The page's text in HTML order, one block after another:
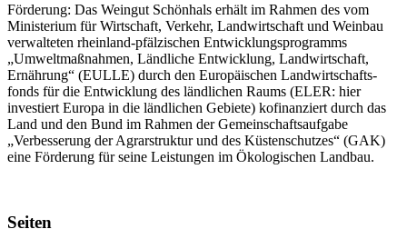
Förderung: Das Weingut Schönhals erhält im Rahmen des vom
Minis­terium für Wirtschaft, Verkehr, Land­wirt­schaft und Weinbau
verwal­teten rhein­land-pfälzischen Entwick­lungs­programms
„Umwelt­maßnahmen, Länd­liche Entwick­lung, Landwirt­schaft,
Ernährung“ (EULLE) durch den Euro­päischen Land­wirtschafts­
fonds für die Entwick­lung des länd­lichen Raums (ELER: hier
investiert Europa in die ländlichen Gebiete) kofinanziert durch das
Land und den Bund im Rahmen der Gemein­schafts­aufgabe
„Verbes­serung der Agrar­struktur und des Küsten­schutzes“ (GAK)
eine Förderung für seine Leis­tungen im Ökolo­gischen Landbau.
Seiten